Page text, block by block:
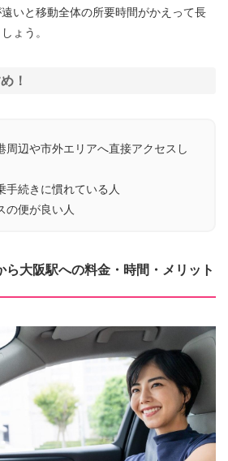
いと移動全体の所要時間がかえって長
ょう。
！
周辺や市外エリアへ直接アクセスし
手続きに慣れている人
の便が良い人
ら大阪駅への料金・時間・メリット